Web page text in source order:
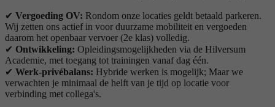
✔ Vergoeding OV: Rondom onze locaties geldt betaald parkeren.
Wij zetten ons actief in voor duurzame mobiliteit en vergoeden
daarom het openbaar vervoer (2e klas) volledig.
✔ Ontwikkeling: Opleidingsmogelijkheden via de Hilversum
Academie, met toegang tot trainingen vanaf dag één.
✔ Werk-privébalans: Hybride werken is mogelijk; Maar we
verwachten je minimaal de helft van je tijd op locatie voor
verbinding met collega's.